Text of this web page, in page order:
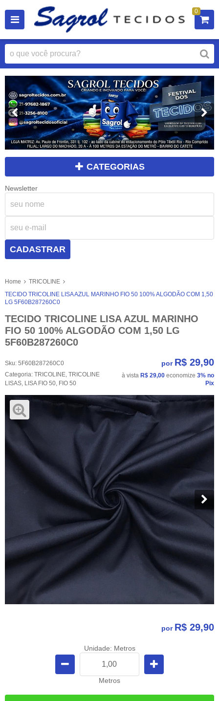
0
CATEGORIAS
Newsletter
CADASTRAR
Home
TRICOLINE
TECIDO TRICOLINE LISA AZUL MARINHO FIO 50 100% ALGODÃO COM 1,50
LG 5F60B287260C0
TECIDO TRICOLINE LISA AZUL MARINHO
FIO 50 100% ALGODÃO COM 1,50 LG
5F60B287260C0
Sku: 5F60B287260C0
Categoria: TRICOLINE, TRICOLINE
LISAS, LISA FIO 50, FIO 50
por R$ 29,90
à vista R$ 29,00 economize 3% no
Pix
por R$ 29,90
Unidade: Metros
Metros